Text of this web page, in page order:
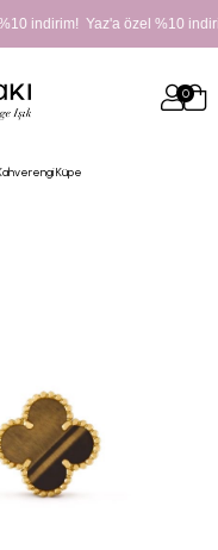
indirim! Yaz'a özel %10
0
Küpe